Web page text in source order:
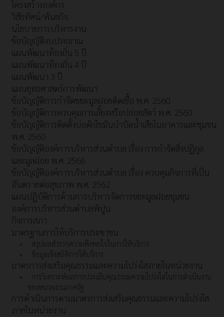
โครงสร้างองค์กร
วิสัยทัศน์/พันธกิจ
นโยบายการบริหารงาน
ข้อบัญญัติงบประมาณ
แผนพัฒนาท้องถิ่น 5 ปี
แผนพัฒนาท้องถิ่น 4 ปี
แผนพัฒนา 3 ปี
แผนยุทธศาสตร์การพัฒนา
ข้อบัญญัติการกำจัดขยะมูลฝอยติดเชื้อ พ.ศ. 2560
ข้อบัญญัติการควบคุมการเลี้ยงหรือปล่อยสัตว์ พ.ศ. 2560
ข้อบัญญัติการติดตั้งบ่อดักไขมันบำบัดน้ำเสียในอาคารและชุมชน
พ.ศ. 2560
ข้อบัญญัติองค์การบริหารส่วนตำบล เรื่อง การกำจัดสิ่งปฏิกูล
และมูลฝอย พ.ศ. 2566
ข้อบัญญัติองค์การบริหารส่วนตำบล เรื่อง ควบคุมกิจการที่เป็น
อันตรายต่อสุขภาพ พ.ศ. 2562
แผนปฏิบัติการด้านการบริหารจัดการขยะมูลฝอยชุมชน
องค์การบริหารส่วนตำบลพิปูน
กิจการสภา
มาตรฐานการให้บริการประชาชน
สรุปผลสำรวจความพึงพอใจในการให้บริการ
ข้อมูลเชิงสถิติการให้บริการ
มาตรการส่งเสริมคุณธรรมและความโปร่งใสภายในหน่วยงาน
การวิเคราะห์ผลการประเมินคุณธรรมความโปร่งใสในการดำเนินงาน
ของหน่วยงานภาครัฐ
การดำเนินการตามมาตรการส่งเสริมคุณธรรมและความโปร่งใส
ภายในหน่วยงาน